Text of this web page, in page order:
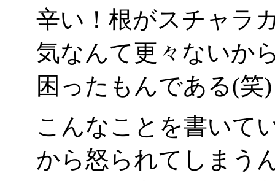
辛い！根がスチャラ
気なんて更々ないか
困ったもんである(笑)
こんなことを書いて
から怒られてしまう